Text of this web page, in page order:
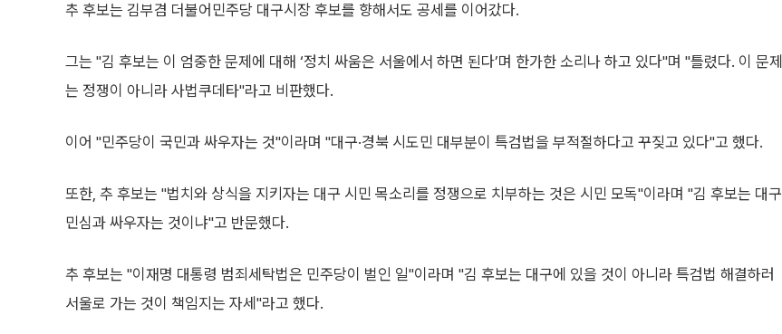
추 후보는 김부겸 더불어민주당 대구시장 후보를 향해서도 공세를 이어갔다.
그는 "김 후보는 이 엄중한 문제에 대해 ‘정치 싸움은 서울에서 하면 된다’며 한가한 소리나 하고 있다"며 "틀렸다. 이 문제
는 정쟁이 아니라 사법쿠데타"라고 비판했다.
이어 "민주당이 국민과 싸우자는 것"이라며 "대구·경북 시도민 대부분이 특검법을 부적절하다고 꾸짖고 있다"고 했다.
또한, 추 후보는 "법치와 상식을 지키자는 대구 시민 목소리를 정쟁으로 치부하는 것은 시민 모독"이라며 "김 후보는 대구
민심과 싸우자는 것이냐"고 반문했다.
추 후보는 "이재명 대통령 범죄세탁법은 민주당이 벌인 일"이라며 "김 후보는 대구에 있을 것이 아니라 특검법 해결하러
서울로 가는 것이 책임지는 자세"라고 했다.